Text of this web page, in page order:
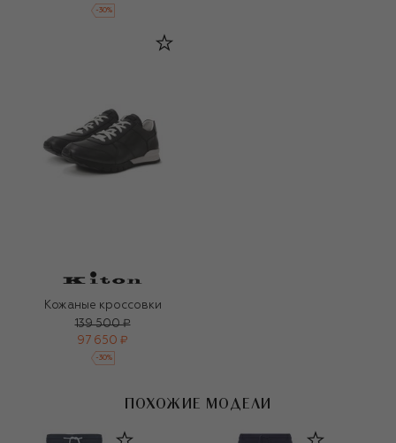
-30%
Кожаные кроссовки
139 500 ₽
97 650 ₽
-30%
ПОХОЖИЕ МОДЕЛИ